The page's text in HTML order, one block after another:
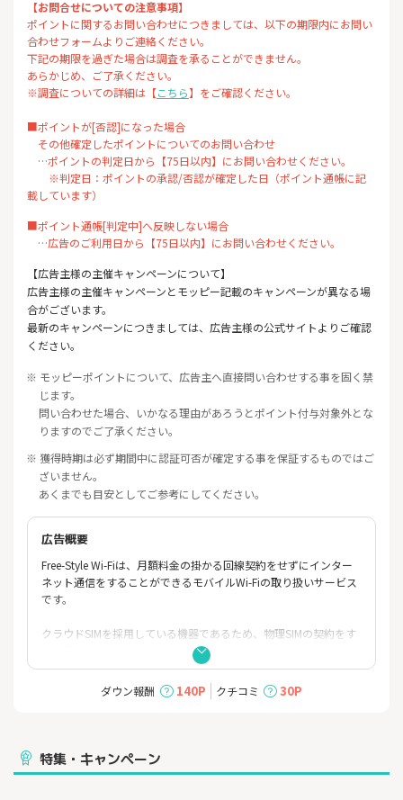
【お問合せについての注意事項】
ポイントに関するお問い合わせにつきましては、以下の期限内にお問い
合わせフォームよりご連絡ください。
下記の期限を過ぎた場合は調査を承ることができません。
あらかじめ、ご了承ください。
※調査についての詳細は【こちら】をご確認ください。
■ポイントが[否認]になった場合
その他確定したポイントについてのお問い合わせ
…ポイントの判定日から【75日以内】にお問い合わせください。
※判定日：ポイントの承認/否認が確定した日（ポイント通帳に記
載しています）
■ポイント通帳[判定中]へ反映しない場合
…広告のご利用日から【75日以内】にお問い合わせください。
【広告主様の主催キャンペーンについて】
広告主様の主催キャンペーンとモッピー記載のキャンペーンが異なる場
合がございます。
最新のキャンペーンにつきましては、広告主様の公式サイトよりご確認
ください。
※ モッピーポイントについて、広告主へ直接問い合わせする事を固く禁
じます。
問い合わせた場合、いかなる理由があろうとポイント付与対象外とな
りますのでご了承ください。
※ 獲得時期は必ず期間中に認証可否が確定する事を保証するものではご
ざいません。
あくまでも目安としてご参考にしてください。
広告概要
Free-Style Wi-Fiは、月額料金の掛かる回線契約をせずにインター
ネット通信をすることができるモバイルWi-Fiの取り扱いサービス
です。
クラウドSIMを採用している機器であるため、物理SIMの契約をす
機器だけ購入しておけば、専用のアプリを利用して、必要な時に
必要な分だけデータチャージをして利用することが可能になりま
■サービスの特徴
ダウン報酬 140P クチコミ 30P
特集・キャンペーン